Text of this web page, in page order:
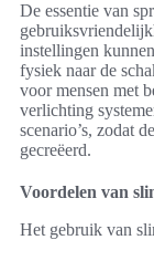
De essentie van
instellingen
fysiek naar de
voor mensen met
verlichting
scenario’s, zodat
gecreëerd.
Voordelen van
Het gebruik van